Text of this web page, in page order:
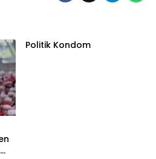
Politik Kondom